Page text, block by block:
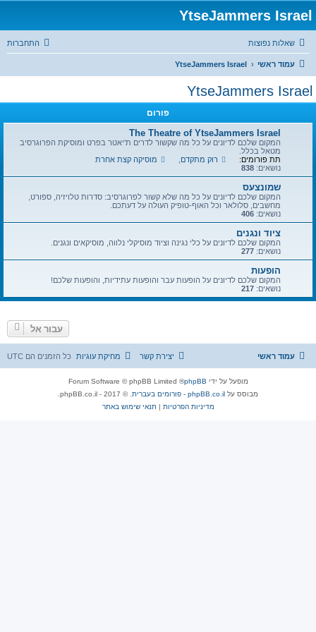
YtseJammers Israel
שאלות נפוצות התחברות
עמוד ראשי YtseJammers Israel
YtseJammers Israel
פורום
The Theatre of YtseJammers Israel
המקום שלכם לדיונים על כל מה שקשור לדרים ת'יאטר בפרט ומוסיקת הפרוגרסיב
מטאל בכלל.
תת פורומים:
רוק מתקדם
מוסיקה קצת אחרת
נושאים: 838
שמונצעס
המקום שלכם לדיונים על כל מה שלא קשור לפרוגרסיב: סדרות טלויזיה, ספורט,
מחשבים, סלולאר וכל האוף-טופיק העולה על דעתכם.
נושאים: 406
ציוד ונגנים
המקום שלכם לדיונים על כלי נגינה וציוד מוסיקלי נלווה, מוסיקאים ונגנים.
נושאים: 277
הופעות
המקום שלכם לדיונים על הופעות עבר והופעות עתידיות, והופעות שלכם!
נושאים: 217
עבור אל
עמוד ראשי כל הזמנים הם UTC מחיקת עוגיות יצירת קשר
מופעל על ידי phpBB
® Forum Software © phpBB Limited
מבוסס על phpBB.co.il - פורומים בעברית
. © 2017 - phpBB.co.il.
מדיניות הפרטיות |תנאי שימוש באתר